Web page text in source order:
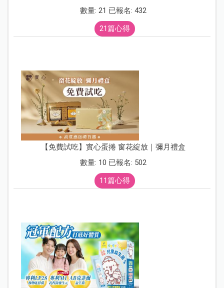
數量: 21 已報名: 432
21篇心得
【免費試吃】實心蛋捲 窗花綻放｜彌月禮盒
數量: 10 已報名: 502
11篇心得